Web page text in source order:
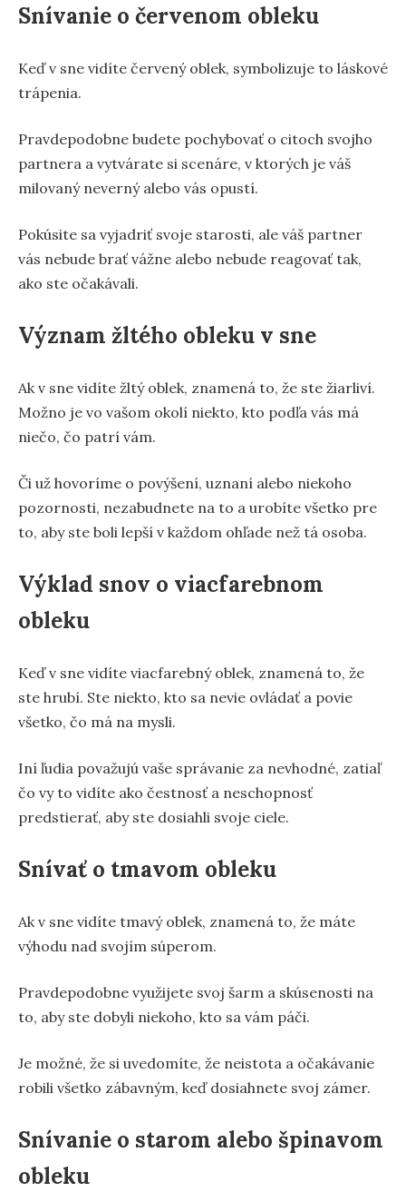
Snívanie o červenom obleku
Keď v sne vidíte červený oblek, symbolizuje to láskové
trápenia.
Pravdepodobne budete pochybovať o citoch svojho
partnera a vytvárate si scenáre, v ktorých je váš
milovaný neverný alebo vás opustí.
Pokúsite sa vyjadriť svoje starosti, ale váš partner
vás nebude brať vážne alebo nebude reagovať tak,
ako ste očakávali.
Význam žltého obleku v sne
Ak v sne vidíte žltý oblek, znamená to, že ste žiarliví.
Možno je vo vašom okolí niekto, kto podľa vás má
niečo, čo patrí vám.
Či už hovoríme o povýšení, uznaní alebo niekoho
pozornosti, nezabudnete na to a urobíte všetko pre
to, aby ste boli lepší v každom ohľade než tá osoba.
Výklad snov o viacfarebnom
obleku
Keď v sne vidíte viacfarebný oblek, znamená to, že
ste hrubí. Ste niekto, kto sa nevie ovládať a povie
všetko, čo má na mysli.
Iní ľudia považujú vaše správanie za nevhodné, zatiaľ
čo vy to vidíte ako čestnosť a neschopnosť
predstierať, aby ste dosiahli svoje ciele.
Snívať o tmavom obleku
Ak v sne vidíte tmavý oblek, znamená to, že máte
výhodu nad svojím súperom.
Pravdepodobne využijete svoj šarm a skúsenosti na
to, aby ste dobyli niekoho, kto sa vám páči.
Je možné, že si uvedomíte, že neistota a očakávanie
robili všetko zábavným, keď dosiahnete svoj zámer.
Snívanie o starom alebo špinavom
obleku